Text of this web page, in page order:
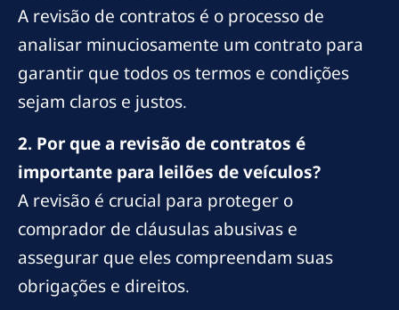
A revisão de contratos é o processo de
analisar minuciosamente um contrato para
garantir que todos os termos e condições
sejam claros e justos.
2. Por que a revisão de contratos é
importante para leilões de veículos?
A revisão é crucial para proteger o
comprador de cláusulas abusivas e
assegurar que eles compreendam suas
obrigações e direitos.